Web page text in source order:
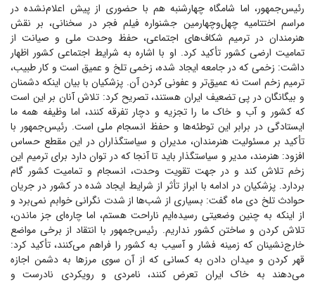
رئیس‌جمهور، اما شامگاه چهارشنبه هم با حضوری از پیش اعلام‌نشده در
مراسم اختتامیه چهل‌وچهارمین جشنواره فیلم فجر در سخنانی، بر نقش
هنرمندان در ترمیم شکاف‌های اجتماعی، حفظ وحدت ملی و صیانت از
تمامیت ارضی کشور تأکید کرد. او با اشاره به شرایط اجتماعی کشور اظهار
داشت: زخمی که در جامعه ایجاد شده، زخمی تلخ و عمیق است و کار طبیب،
ترمیم زخم است نه عمیق‌تر و عفونی کردن آن. پزشکیان با بیان اینکه دشمنان
و بیگانگان در پی تضعیف ایران هستند، تصریح کرد: تلاش آنان بر این است
که کشور و آب و خاک ما را تجزیه و دچار تفرقه کنند، اما وظیفه همه ما
ایستادگی در برابر این توطئه‌ها و حفظ انسجام ملی است. رئیس‌جمهور با
تأکید بر مسئولیت هنرمندان، مدیران و سیاستگذاران در این مقطع حساس
افزود: هنرمند، مدیر و سیاستگذار باید تا آنجا که در توان دارد برای ترمیم این
زخم تلاش کند و در جهت تقویت وحدت، انسجام و تمامیت کشور گام
بردارد. پزشکیان در ادامه با ابراز تأثر از شرایط ایجاد شده در کشور در جریان
حوادث تلخ دی ماه گفت: بسیاری از شب‌ها از شدت نگرانی خوابم نمی‌برد و
از اینکه به چنین وضعیتی رسیده‌ایم ناراحت هستم، اما چاره‌ای جز ماندن،
تلاش کردن و ساختن کشور نداریم. رئیس‌جمهور با انتقاد از برخی مواضع
خارج‌نشینان که زمینه فشار و آسیب به کشور را فراهم می‌کنند، تأکید کرد:
قهر کردن و میدان دادن به کسانی که از آن سوی مرز‌ها به دشمن اجازه
می‌دهند به خاک ایران تعرض کنند، نامردی و رویکردی نادرست و